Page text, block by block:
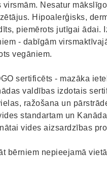
virsmām. Nesatur
Hipoalerģisks,
piemērots jutīgai ādai.
- dabīgām
vegāniem.
sertificēts - mazāka
valdības izdotais
ražošana un
standartam un
vides aizsardzības
bērniem nepieejamā